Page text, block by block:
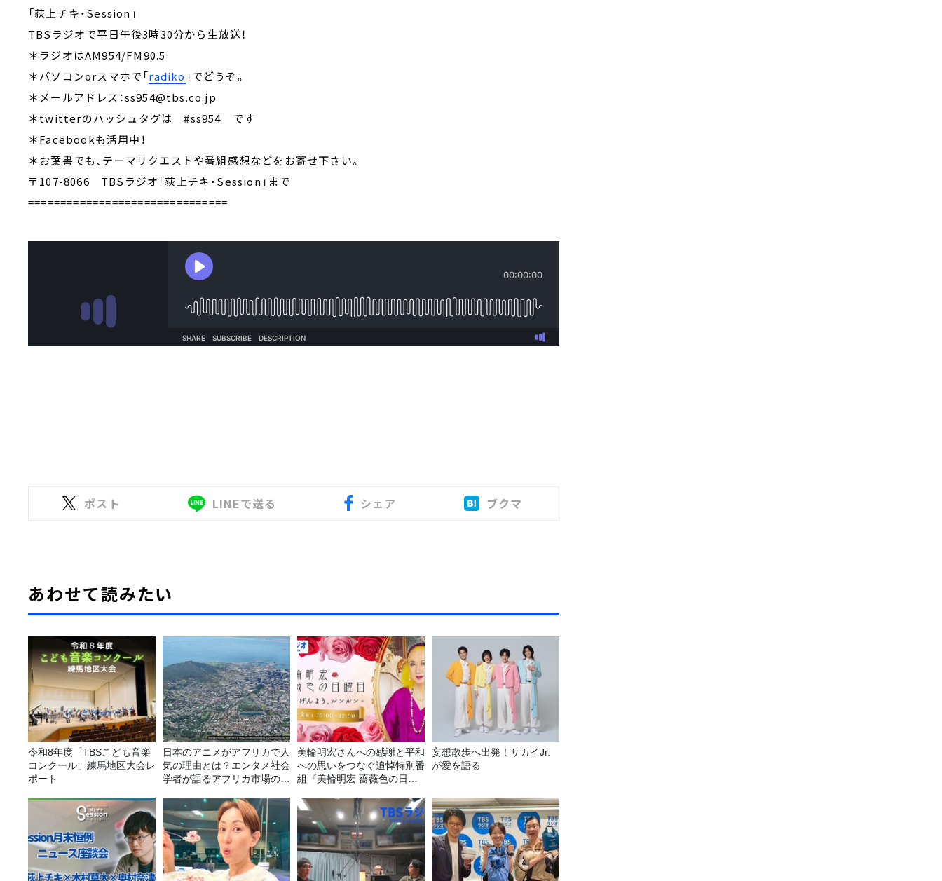
「荻上チキ・Session」
TBSラジオで平日午後3時30分から生放送！
＊ラジオはAM954/FM90.5
＊パソコンorスマホで「radiko 」でどうぞ。
＊メールアドレス：ss954@tbs.co.jp
＊twitterのハッシュタグは #ss954 です
＊Facebookも活用中！
＊お葉書でも、テーマリクエストや番組感想などをお寄せ下さい。
〒107-8066 TBSラジオ「荻上チキ・Session」まで
===============================
ポスト LINEで送る シェア ブクマ
あわせて読みたい
令和8年度「TBSこども音楽
コンクール」練馬地区大会レ
ポート
日本のアニメがアフリカで人
気の理由とは？エンタメ社会
学者が語るアフリカ市場のリ
美輪明宏さんへの感謝と平和
への思いをつなぐ追悼特別番
組『美輪明宏 薔薇色の日曜
～』8/9（日）16時放送
妄想散歩へ出発！サカイJr.
が愛を語る